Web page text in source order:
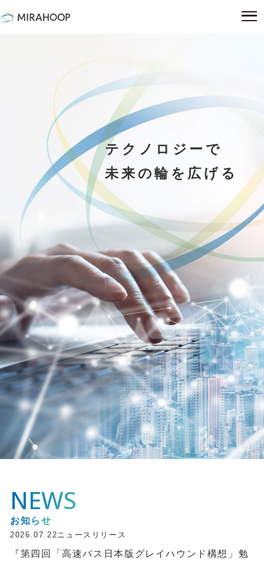
テクノロジーで
未来の輪を広げる
NEWS
お知らせ
2026.07.22ニュースリリース
『第四回「高速バス日本版グレイハウンド構想」勉